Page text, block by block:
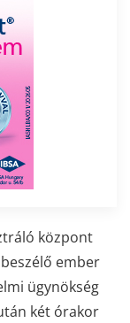
központ
ember
ügynökség
két órakor